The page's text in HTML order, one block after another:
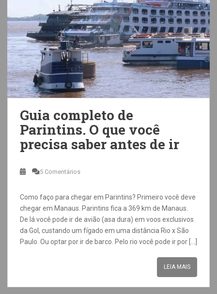
Guia completo de
Parintins. O que você
precisa saber antes de ir
5 Comentários
Como faço para chegar em Parintins? Primeiro você deve
chegar em Manaus. Parintins fica a 369 km de Manaus.
De lá você pode ir de avião (asa dura) em voos exclusivos
da Gol, custando um fígado em uma distância Rio x São
Paulo. Ou optar por ir de barco. Pelo rio você pode ir por […]
LEIA MAIS